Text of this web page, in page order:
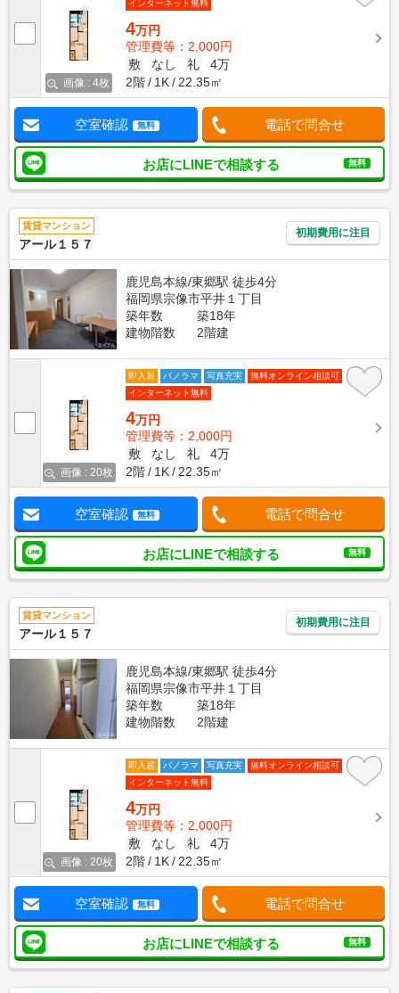
画像 : 4枚
インターネット無料
4万円
管理費等：2,000円
敷
なし 礼
4万
2階
1K 22.35㎡
空室確認 無料 電話で問合せ
お店にLINEで相談する 無料
賃貸マンション
アール１５７
初期費用に注目
鹿児島本線/東郷駅 徒歩4分
福岡県宗像市平井１丁目
築年数
築18年
建物階数
2階建
画像 : 20枚
即入居 パノラマ 写真充実
無料オンライン相談可
インターネット無料
4万円
管理費等：2,000円
敷
なし 礼
4万
2階
1K 22.35㎡
空室確認 無料 電話で問合せ
お店にLINEで相談する 無料
賃貸マンション
アール１５７
初期費用に注目
鹿児島本線/東郷駅 徒歩4分
福岡県宗像市平井１丁目
築年数
築18年
建物階数
2階建
画像 : 20枚
即入居 パノラマ 写真充実
無料オンライン相談可
インターネット無料
4万円
管理費等：2,000円
敷
なし 礼
4万
2階
1K 22.35㎡
空室確認 無料 電話で問合せ
お店にLINEで相談する 無料